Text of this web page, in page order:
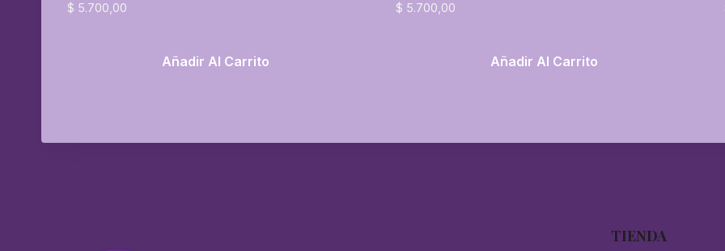
$ 5.700,00
Añadir Al Carrito
$ 5.700,00
Añadir Al Carrito
TIENDA